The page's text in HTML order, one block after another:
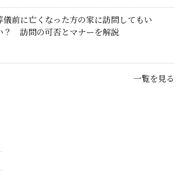
儀前に亡くなった方の家に訪問してもい
？ 訪問の可否とマナーを解説
一覧を見る